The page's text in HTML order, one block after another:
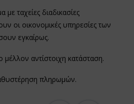
ταχείες διαδικασίες
οι οικονομικές υπηρεσίες των
εγκαίρως.
αντίστοιχη κατάσταση.
πληρωμών.